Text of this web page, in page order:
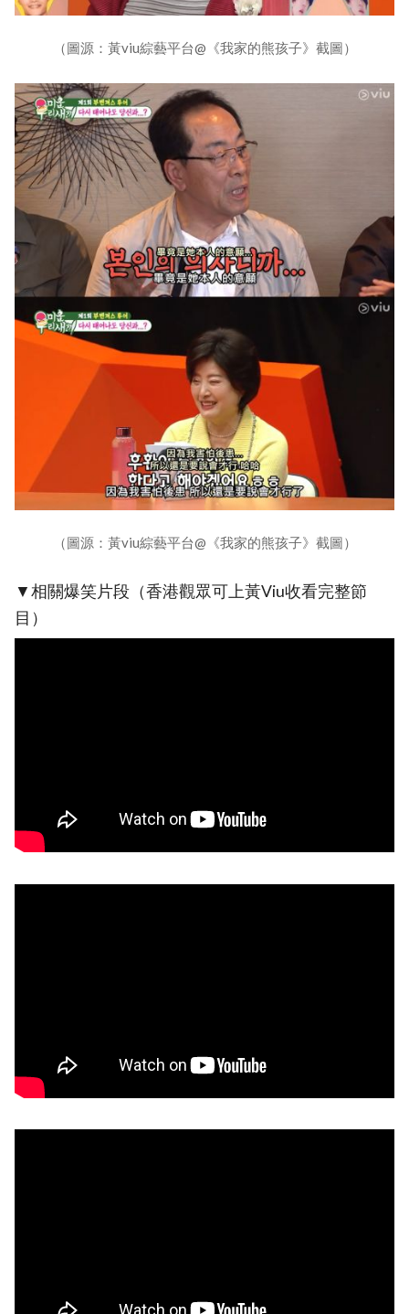
（圖源：黃viu綜藝平台@《我家的熊孩子》截圖）
（圖源：黃viu綜藝平台@《我家的熊孩子》截圖）
▼相關爆笑片段（香港觀眾可上黃Viu收看完整節
目）